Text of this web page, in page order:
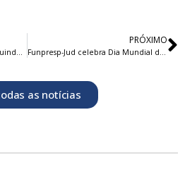
Projeto de voluntariado Construindo o Futuro abre programação 2022
PRÓXIMO
Funpresp-Jud celebra Dia Mundial da Saúde
as notícias